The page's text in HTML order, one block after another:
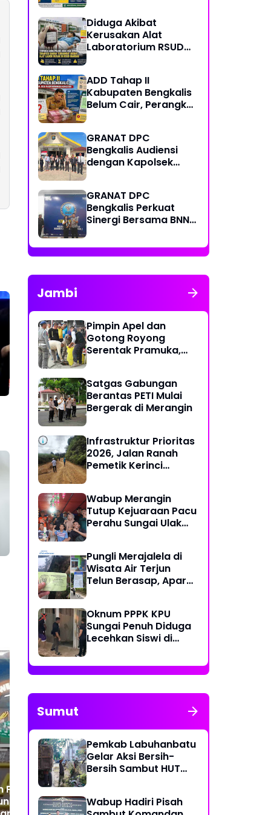
Praktik Perjudian
Uma
LSM Dampingi Warga
Pemerintah Tinjau
Operasional PT Pacific
Granitama dan PT Bukit
Alam Persada
Sorotan Publik.
Diduga Akibat
Kerusakan Alat
Laboratorium RSUD
Pulang Anak Usai
Operasi di RS
Thursina, Meski
Transfusi Darah
ADD Tahap II
Kabupaten Bengkalis
Belum Cair, Perangkat
GRANAT DPC
Bengkalis Audiensi
dengan Kapolsek
Perang Melawan
Narkotika
GRANAT DPC
Bengkalis Perkuat
Sinergi Bersama BNN
Pencegahan
Narkotika
Jambi
Pimpin Apel dan
Gotong Royong
Serentak Pramuka,
Wujudkan Dasa
Darma Melalui Aksi
Nyata Peduli
Satgas Gabungan
Berantas PETI Mulai
Bergerak di Merangin
Infrastruktur Prioritas
2026, Jalan Ranah
Pemetik Kerinci
Wabup Merangin
Tutup Kejuaraan Pacu
Perahu Sungai Ulak
Pungli Merajalela di
Wisata Air Terjun
Telun Berasap, Aparat
Oknum PPPK KPU
Sungai Penuh Diduga
Lecehkan Siswi di
Lakukan Olah TKP
Sumut
Pemkab Labuhanbatu
Gelar Aksi Bersih-
Bersih Sambut HUT
Wabup Hadiri Pisah